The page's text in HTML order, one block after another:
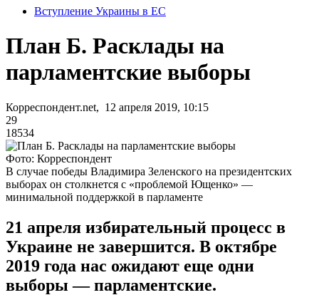
Вступление Украины в ЕС
План Б. Расклады на
парламентские выборы
Корреспондент.net, 12 апреля 2019, 10:15
29
18534
Фото: Корреспондент
В случае победы Владимира Зеленского на президентских
выборах он столкнется с «проблемой Ющенко» —
минимальной поддержкой в парламенте
21 апреля избирательный процесс в
Украине не завершится. В октябре
2019 года нас ожидают еще одни
выборы — парламентские.